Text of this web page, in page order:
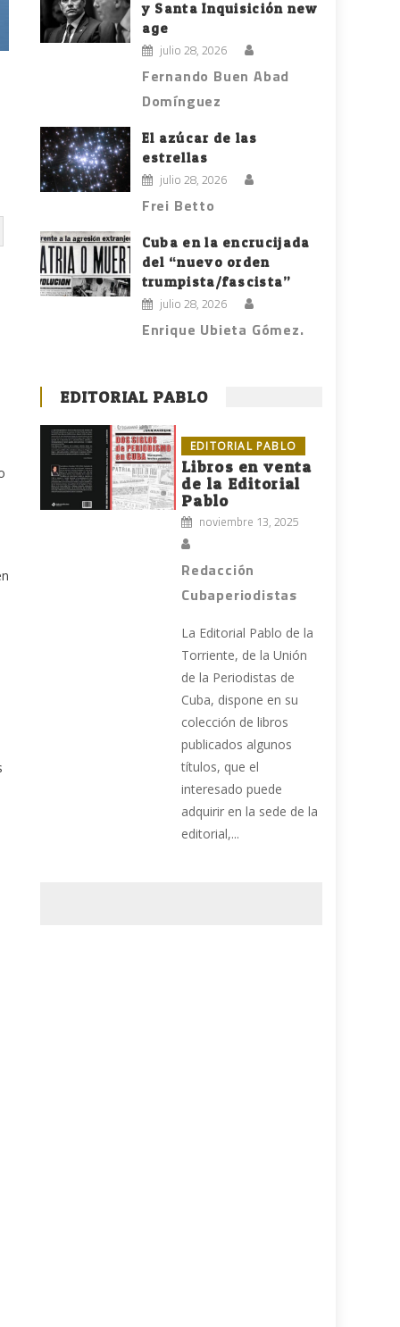
y Santa Inquisición new
age
julio 28, 2026
Fernando Buen Abad
Domínguez
El azúcar de las
estrellas
julio 28, 2026
Frei Betto
Cuba en la encrucijada
del “nuevo orden
trumpista/fascista”
julio 28, 2026
Enrique Ubieta Gómez.
EDITORIAL PABLO
EDITORIAL PABLO
Libros en venta
de la Editorial
Pablo
noviembre 13, 2025
Redacción
Cubaperiodistas
La Editorial Pablo de la
Torriente, de la Unión
de la Periodistas de
Cuba, dispone en su
colección de libros
publicados algunos
títulos, que el
interesado puede
adquirir en la sede de la
editorial,...